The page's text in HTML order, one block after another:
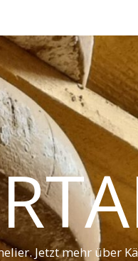
Jetzt mehr über